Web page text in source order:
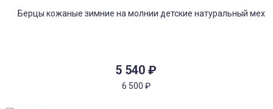
5 540 ₽
6 500 ₽